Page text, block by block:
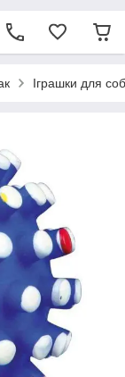
Іграшки для